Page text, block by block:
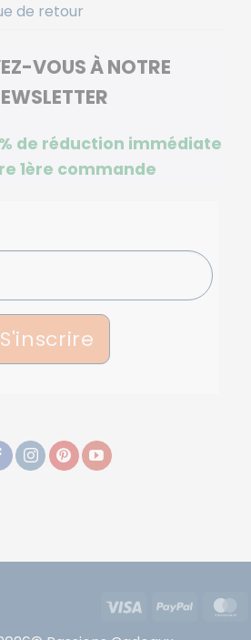
de retour
VOUS À NOTRE
de réduction immédiate
1ère commande
S'inscrire
Visa PayPal